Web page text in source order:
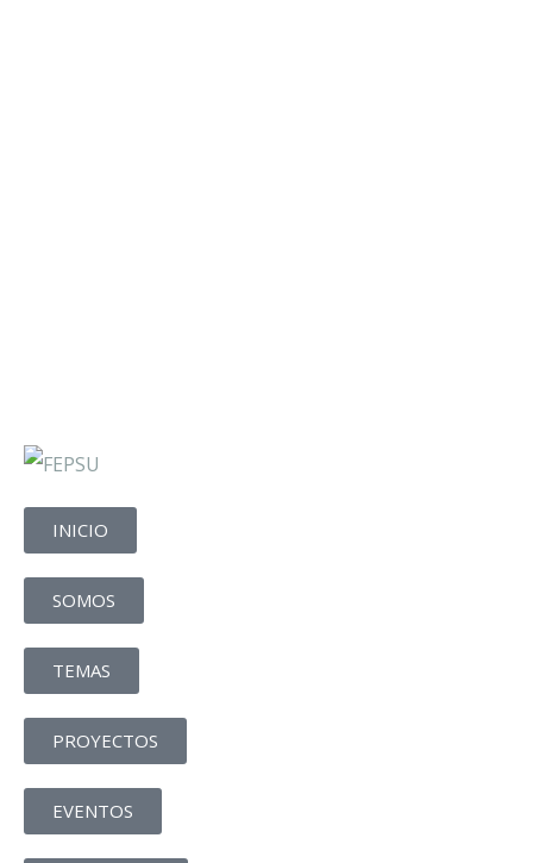
INICIO
SOMOS
TEMAS
PROYECTOS
EVENTOS